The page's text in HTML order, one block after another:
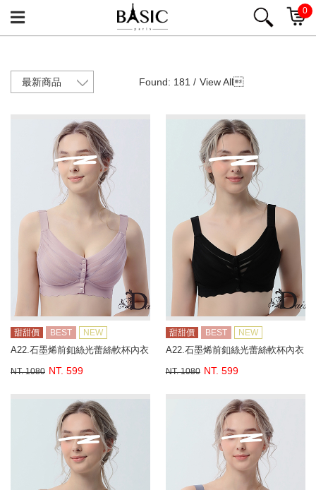
0
Found: 181 / View All
甜甜價 BEST NEW
A22.石墨烯前釦絲光蕾絲軟杯內衣
NT. 1080 NT. 599
甜甜價 BEST NEW
A22.石墨烯前釦絲光蕾絲軟杯內衣
NT. 1080 NT. 599